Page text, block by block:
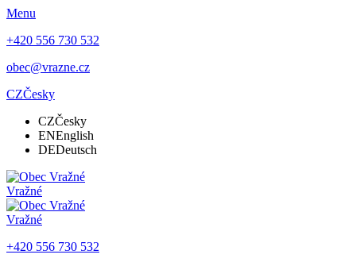
Menu
+420 556 730 532
obec@vrazne.cz
CZČesky
CZČesky
ENEnglish
DEDeutsch
Vražné
Vražné
+420 556 730 532